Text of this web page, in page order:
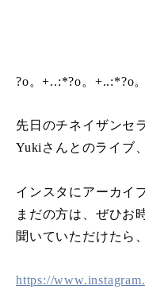
?o。+..:*?o。+..:*?o
先日のチネイザンセ
Yukiさんとのライブ
インスタにアーカイ
まだの方は、ぜひお
聞いていただけたら
https://